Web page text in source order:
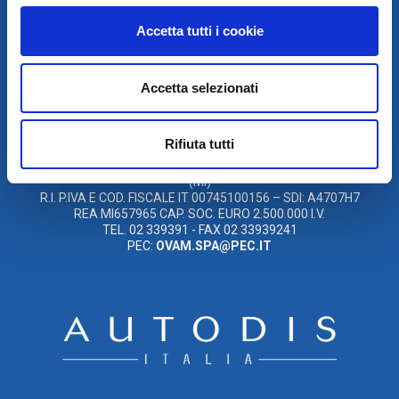
Accetta tutti i cookie
Accetta selezionati
Rifiuta tutti
È UN MARCHIO DI AUTODIS ITALIA HOLDING
OVAM S.P.A. UNIPERSONALE
AUTODIS ITALIA HOLDING S.R.L
SEDE LEGALE E OPERATIVA: VIA I. NEWTON, 12 – 20016 PERO
(MI)
R.I. P.IVA E COD. FISCALE IT 00745100156 – SDI: A4707H7
REA MI657965 CAP. SOC. EURO 2.500.000 I.V.
TEL. 02 339391 - FAX 02 33939241
PEC: OVAM.SPA@PEC.IT